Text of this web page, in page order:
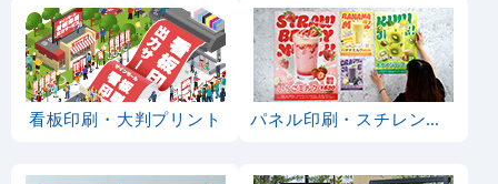
看板印刷・大判プリント パネル印刷・スチレンボード